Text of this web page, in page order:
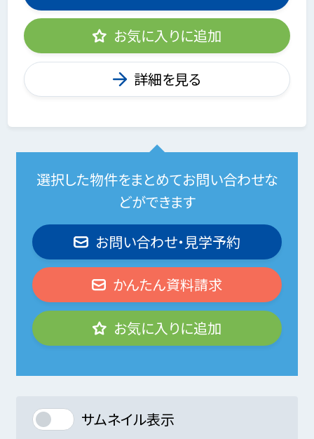
お気に入りに追加
詳細を見る
選択した物件をまとめてお問い合わせな
どができます
お問い合わせ・見学予約
かんたん資料請求
お気に入りに追加
サムネイル表示